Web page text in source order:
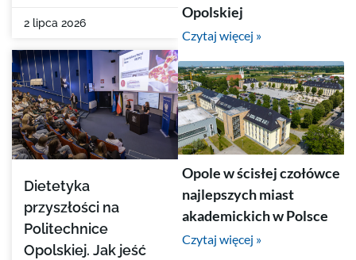
2 lipca 2026
Dietetyka
przyszłości na
Politechnice
Opolskiej. Jak jeść
Opolskiej
Czytaj więcej »
Opole w ścisłej czołówce
najlepszych miast
akademickich w Polsce
Czytaj więcej »